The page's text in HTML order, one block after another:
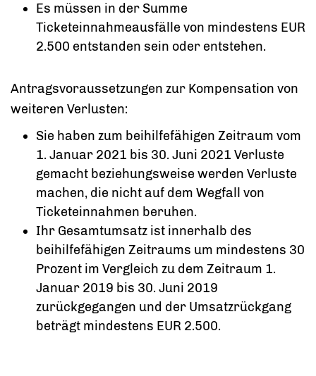
Es müssen in der Summe
Ticketeinnahmeausfälle von mindestens EUR
2.500 entstanden sein oder entstehen.
Antragsvoraussetzungen zur Kompensation von
weiteren Verlusten:
Sie haben zum beihilfefähigen Zeitraum vom
1. Januar 2021 bis 30. Juni 2021 Verluste
gemacht beziehungsweise werden Verluste
machen, die nicht auf dem Wegfall von
Ticketeinnahmen beruhen.
Ihr Gesamtumsatz ist innerhalb des
beihilfefähigen Zeitraums um mindestens 30
Prozent im Vergleich zu dem Zeitraum 1.
Januar 2019 bis 30. Juni 2019
zurückgegangen und der Umsatzrückgang
beträgt mindestens EUR 2.500.